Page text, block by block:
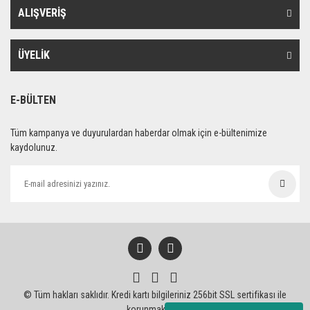
ALIŞVERİŞ
ÜYELİK
E-BÜLTEN
Tüm kampanya ve duyurulardan haberdar olmak için e-bültenimize
kaydolunuz.
© Tüm hakları saklıdır. Kredi kartı bilgileriniz 256bit SSL sertifikası ile